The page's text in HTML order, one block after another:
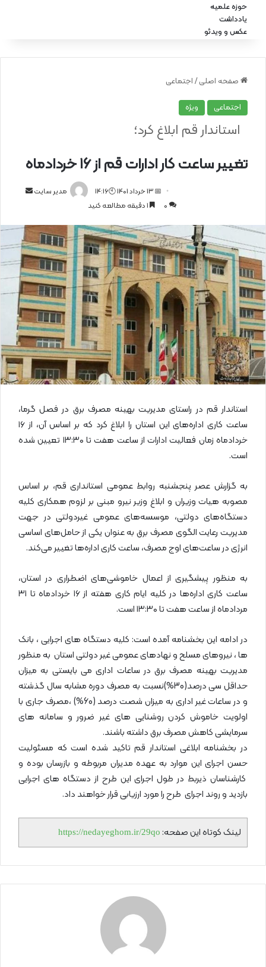
حوزه علمیه
یادداشت
عکس و ویدئو
صفحه اصلی / اجتماعی
اجتماعی ویژه
تغییر ساعت کار ادارات قم از ۱۶ خردادماه
استاندار قم ابلاغ کرد؛
مدیر سایت
ا
ل
ا
ی
م
ی
ل
📅 13 خرداد 1401 🕙14:16
0
استاندار قم در راستای مدیریت بهینه مصرف برق در فصل گرما،
ساعت کاری اداره‌های این استان را ابلاغ کرد که بر اساس آن، از ۱۶
خردادماه زمان فعالیت ادارات از ساعت هفت تا ۱۳:۳۰ تعیین شده
است.
به گزارش عصر پنجشنبه روابط عمومی استانداری قم، بر اساس
مصوبه هیات وزیران و ابلاغ وزیر نیرو مبنی بر لزوم همکاری کلیه
دستگاه‌های دولتی، موسسه‌های عمومی غیردولتی در جهت
مدیریت رعایت الگوی مصرف برق به عنوان یکی از حامل‌های اساسی
انرژی در ساعت‌های اوج مصرف، ساعت کاری اداره‌ها تغییر می‌کند.
به منظور پیشگیری از اعمال خاموشی‌های اضطراری در استان،
ساعت کاری اداره‌ها در کلیه ایام کاری هفته از ۱۶ خردادماه تا ۳۱
مردادماه از ساعت هفت تا ۱۳:۳۰ است.
در ادامه این بخشنامه آمده است: کلیه دستگاه های اجرایی ، بانک
ها ، نیروهای مسلح و نهادهای عمومی غیر دولتی استان به منظور
مدیریت بهینه مصرف برق در ساعات اداری می بایستی به میزان
حداقل سی درصد(30%)نسبت به مصرف دوره مشابه سال گذشته
و در ساعات غیر اداری به میزان شصت درصد (60%) ،مصرف جاری با
اولویت خاموش کردن روشنایی های غیر ضرور و سامانه های
سرمایشی کاهش مصرف برق داشته باشند.
در بخشنامه ابلاغی استاندار قم تاکید شده است که مسئولیت
حسن اجرای این موارد به عهده مدیران مربوطه و بازرسان بوده و
کارشناسان ذیربط در طول اجرای این طرح از دستگاه های اجرایی
بازدید و روند اجرای طرح را مورد ارزیابی قرار خواهند داد.
لینک کوتاه این صفحه: https://nedayeghom.ir/29qo